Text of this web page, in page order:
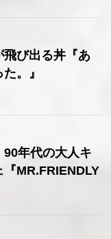
飛び出る丼『あ
。』
90年代の大人キ
MR.FRIENDLY